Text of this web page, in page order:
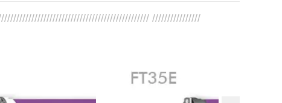
////////////////